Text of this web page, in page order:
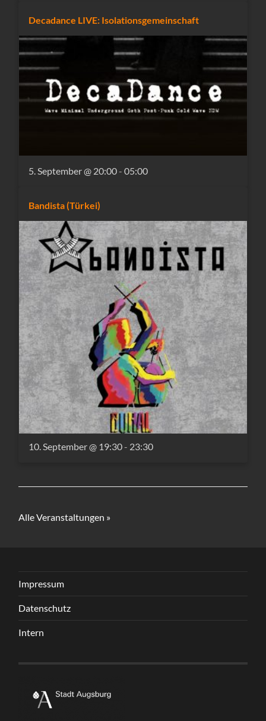
Decadance LIVE: Isolationsgemeinschaft
5. September @ 20:00-05:00
Bandista (Türkei)
10. September @ 19:30- 23:30
Alle Veranstaltungen »
Impressum
Datenschutz
Intern